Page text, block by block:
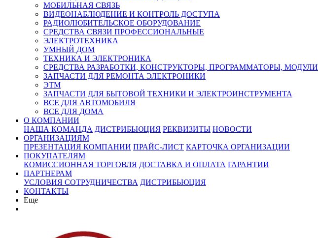
МОБИЛЬНАЯ СВЯЗЬ
ВИДЕОНАБЛЮДЕНИЕ И КОНТРОЛЬ ДОСТУПА
РАДИОЛЮБИТЕЛЬСКОЕ ОБОРУДОВАНИЕ
СРЕДСТВА СВЯЗИ ПРОФЕССИОНАЛЬНЫЕ
ЭЛЕКТРОТЕХНИКА
УМНЫЙ ДОМ
ТЕХНИКА И ЭЛЕКТРОНИКА
СРЕДСТВА РАЗРАБОТКИ, КОНСТРУКТОРЫ, ПРОГРАММАТОРЫ, МОДУЛИ
ЗАПЧАСТИ ДЛЯ РЕМОНТА ЭЛЕКТРОНИКИ
ЭТМ
ЗАПЧАСТИ ДЛЯ БЫТОВОЙ ТЕХНИКИ И ЭЛЕКТРОИНСТРУМЕНТА
ВСЕ ДЛЯ АВТОМОБИЛЯ
ВСЕ ДЛЯ ДОМА
О КОМПАНИИ
НАША КОМАНДА ДИСТРИБЬЮЦИЯ РЕКВИЗИТЫ НОВОСТИ
ОРГАНИЗАЦИЯМ
ПРЕЗЕНТАЦИЯ КОМПАНИИ ПРАЙС-ЛИСТ КАРТОЧКА ОРГАНИЗАЦИИ
ПОКУПАТЕЛЯМ
КОМИССИОННАЯ ТОРГОВЛЯ ДОСТАВКА И ОПЛАТА ГАРАНТИИ
ПАРТНЕРАМ
УСЛОВИЯ СОТРУДНИЧЕСТВА ДИСТРИБЬЮЦИЯ
КОНТАКТЫ
Еще